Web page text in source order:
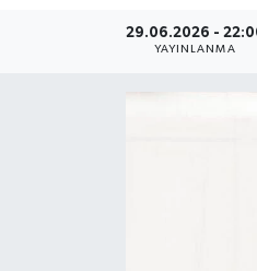
29.06.2026 -
YAYINLANMA